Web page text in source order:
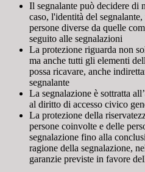
Il segnalante può decidere di
caso, l'identità del
persone diverse da quelle
seguito alle segnalazioni
La protezione riguarda non
ma anche tutti gli elementi
possa ricavare, anche
segnalante
La segnalazione è sottratta
al diritto di accesso civico
La protezione della
persone coinvolte e delle
segnalazione fino alla
ragione della segnalazione,
garanzie previste in favore